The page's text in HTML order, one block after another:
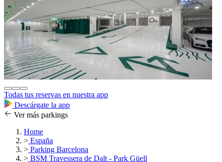
Todas tus reservas en nuestra app
Descárgate la app
Ver más parkings
Home
> España
> Parking Barcelona
> BSM Travessera de Dalt - Park Güell